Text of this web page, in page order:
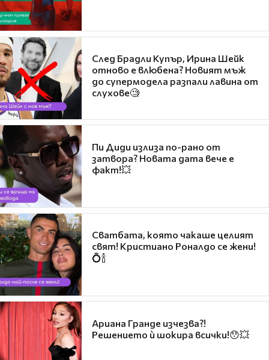
След Брадли Купър, Ирина Шейк
отново е влюбена? Новият мъж
до супермодела разпали лавина от
слухове🧐
Пи Диди излиза по-рано от
затвора? Новата дата вече е
факт!💥
Сватбата, която чакаше целият
свят! Кристиано Роналдо се жени!
💍🍾
Ариана Гранде изчезва?!
Решението ѝ шокира всички!😯💥